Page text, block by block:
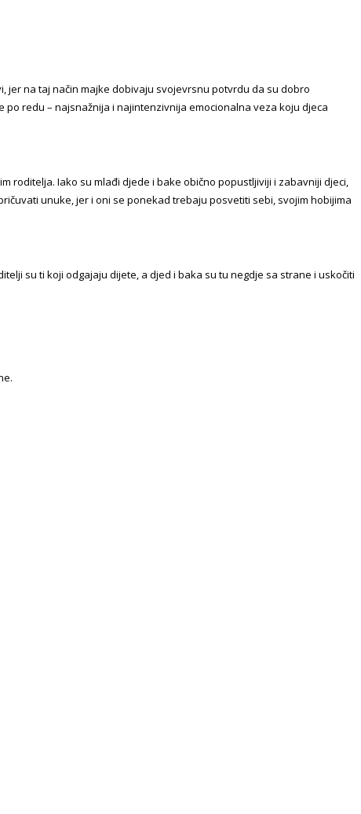
jer na taj način majke dobivaju svojevrsnu potvrdu da su dobro
redu – najsnažnija i najintenzivnija emocionalna veza koju djeca
roditelja. Iako su mlađi djede i bake obično popustljiviji i zabavniji djeci,
unuke, jer i oni se ponekad trebaju posvetiti sebi, svojim hobijima
su ti koji odgajaju dijete, a djed i baka su tu negdje sa strane i uskočiti